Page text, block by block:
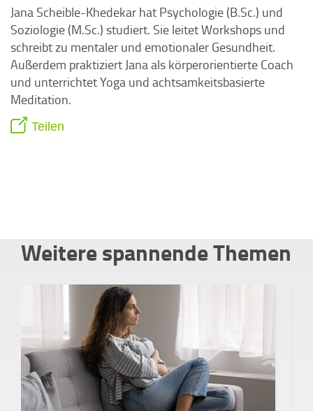
Jana Scheible-Khedekar hat Psychologie (B.Sc.) und
Soziologie (M.Sc.) studiert. Sie leitet Workshops und
schreibt zu mentaler und emotionaler Gesundheit.
Außerdem praktiziert Jana als körperorientierte Coach
und unterrichtet Yoga und achtsamkeitsbasierte
Meditation.
Teilen
Weitere spannende Themen